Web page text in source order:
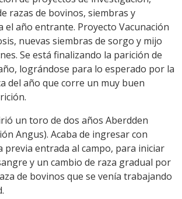
razas de bovinos, siembras y
el año entrante. Proyecto Vacunación
nuevas siembras de sorgo y mijo
Se está finalizando la parición de
lográndose para lo esperado por la
del año que corre un muy buen
un toro de dos años Aberdden
Angus). Acaba de ingresar con
previa entrada al campo, para iniciar
y un cambio de raza gradual por
de bovinos que se venía trabajando